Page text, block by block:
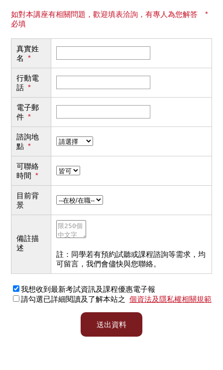
如對本講座有相關問題，歡迎填表洽詢，有專人為您解答 *
必填
真實姓
名 *
行動電
話 *
電子郵
件 *
諮詢地
點 *
可聯絡
時間 *
目前背
景
備註描
述
註：同學若有預約試聽或課程諮詢等需求，均
可留言，我們會儘快與您聯絡。
我想收到最新考試資訊及課程優惠電子報
請勾選已詳細閱讀及了解本站之 個資法及隱私權相關規範
送出資料